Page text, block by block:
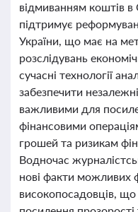
відмиванням коштів
підтримує
України, що має на
розслідувань
сучасні технології
забезпечити
важливими для
фінансовими
грошей та ризикам
Водночас
нові факти можливих
високопосадовців, що